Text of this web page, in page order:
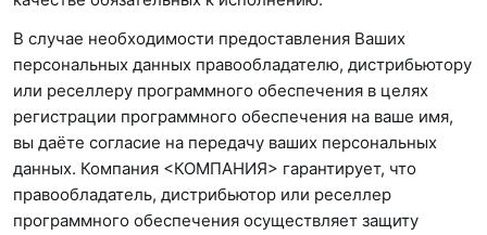
В случае необходимости предоставления Ваших
персональных данных правообладателю, дистрибьютору
или реселлеру программного обеспечения в целях
регистрации программного обеспечения на ваше имя,
вы даёте согласие на передачу ваших персональных
данных. Компания <КОМПАНИЯ> гарантирует, что
правообладатель, дистрибьютор или реселлер
программного обеспечения осуществляет защиту